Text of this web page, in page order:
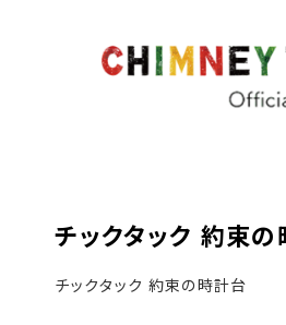
チックタック 約束の
チックタック 約束の時計台